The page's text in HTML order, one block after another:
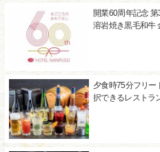
開業60周年記念
溶岩焼き黒毛和牛
夕食時75分フリー
択できるレストラ